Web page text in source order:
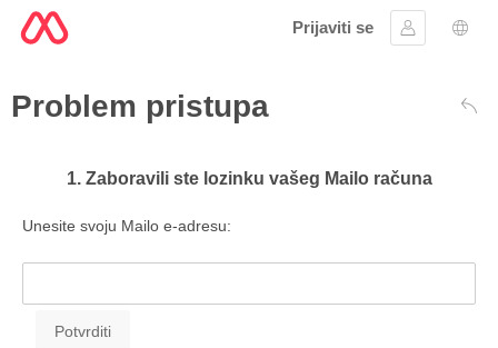
Prijaviti se
Prijavite se
Problem pristupa
1. Zaboravili ste lozinku vašeg Mailo računa
Unesite svoju Mailo e-adresu: